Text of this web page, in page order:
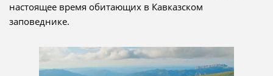
настоящее время обитающих в Кавказском
заповеднике.